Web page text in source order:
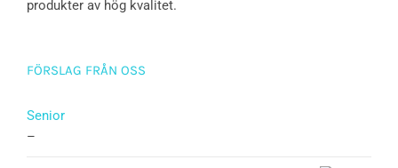
produkter av hög kvalitet.
FÖRSLAG FRÅN OSS
Senior
–